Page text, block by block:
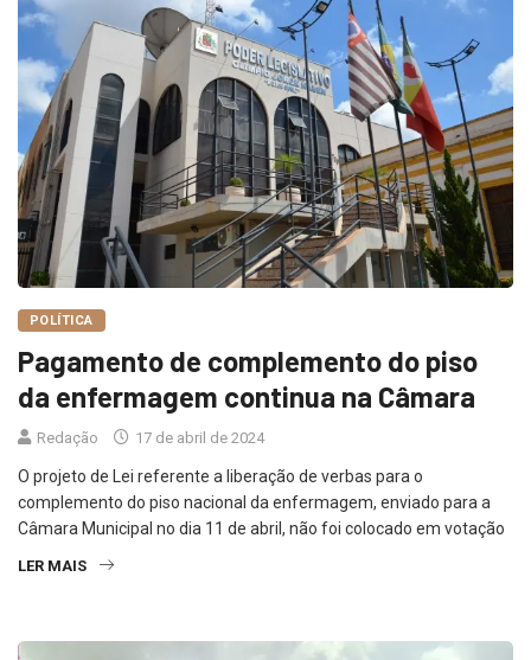
POLÍTICA
Pagamento de complemento do piso
da enfermagem continua na Câmara
Redação 17 de abril de 2024
O projeto de Lei referente a liberação de verbas para o
complemento do piso nacional da enfermagem, enviado para a
Câmara Municipal no dia 11 de abril, não foi colocado em votação
LER MAIS